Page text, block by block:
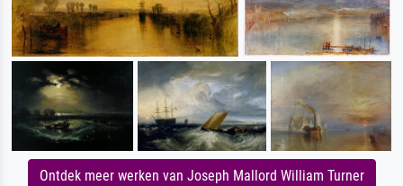
Ontdek meer werken van Joseph Mallord William Turner